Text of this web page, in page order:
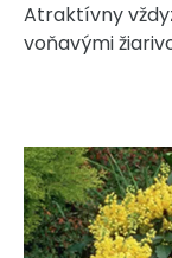
Atraktívny
voňavými